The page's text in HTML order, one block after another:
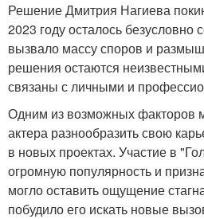
Решение Дмитрия Нагиева
2023 году осталось безусловно
вызвало массу споров и
решения остаются
связаны с личными и
Одним из возможных факторов
актера разнообразить свою
в новых проектах. Участие в
огромную популярность и
могло оставить ощущение
побудило его искать новые